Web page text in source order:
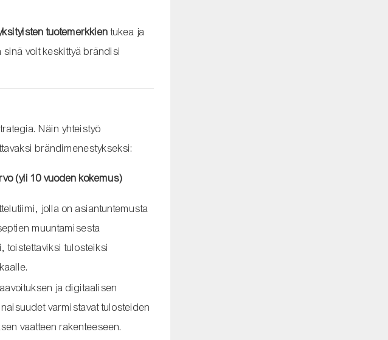
tuotemerkkientukea ja
voit keskittyä brändisi
Näin yhteistyö
brändimenestykseksi:
(yli 10 vuoden kokemus)
jolla on asiantuntemusta
muuntamisesta
toistettaviksi tulosteiksi
ja digitaalisen
varmistavat tulosteiden
vaatteen rakenteeseen.